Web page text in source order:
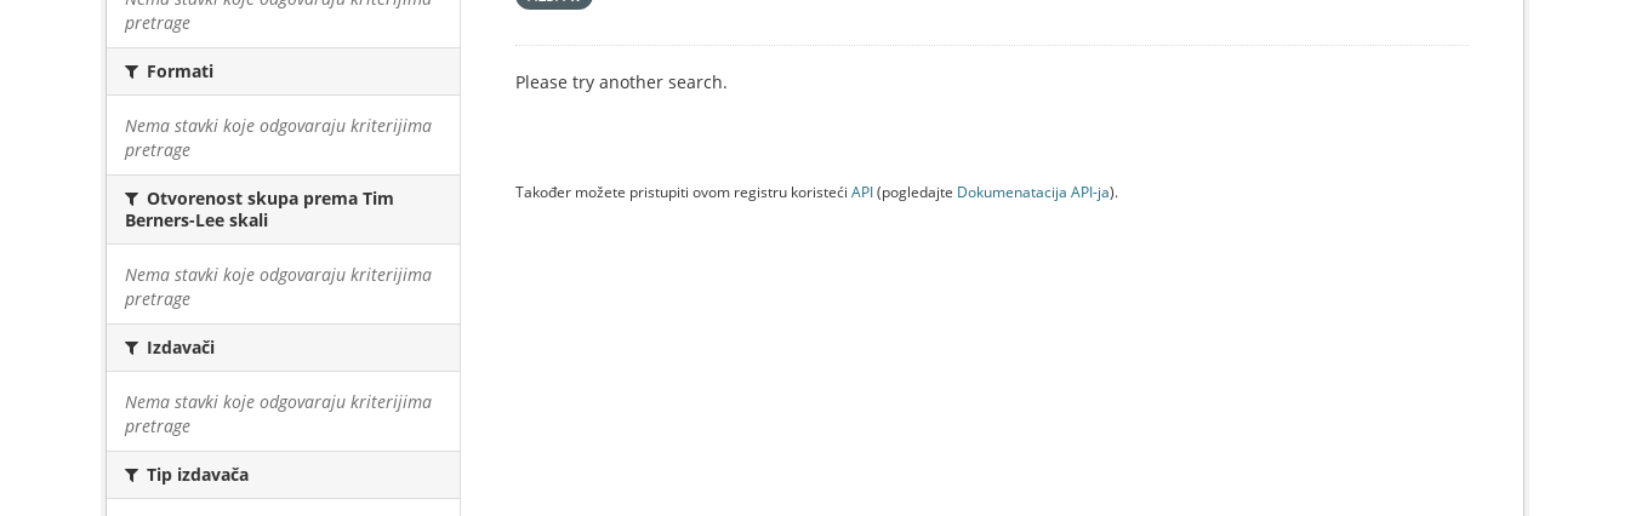
pretrage
Formati
Nema stavki koje odgovaraju kriterijima
pretrage
Otvorenost skupa prema Tim
Berners-Lee skali
Nema stavki koje odgovaraju kriterijima
pretrage
Izdavači
Nema stavki koje odgovaraju kriterijima
pretrage
Tip izdavača
Please try another search.
Također možete pristupiti ovom registru koristeći API(pogledajte Dokumenаtаcijа API-jа).